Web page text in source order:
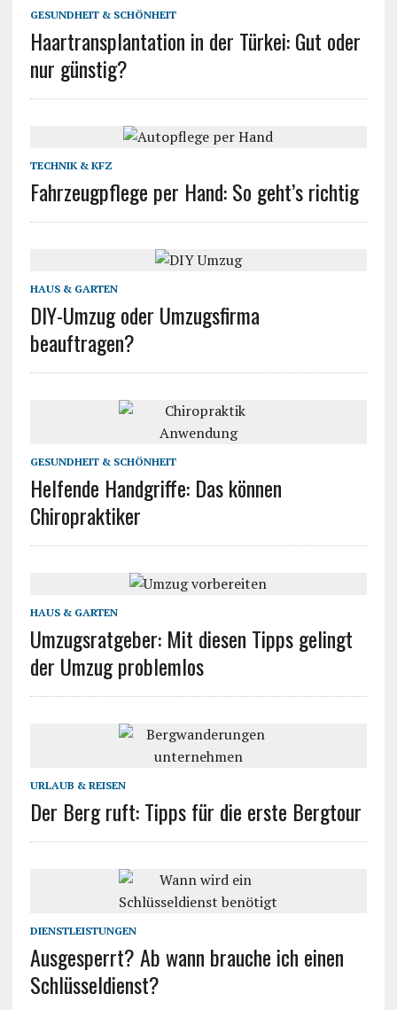
GESUNDHEIT & SCHÖNHEIT
Haartransplantation in der Türkei: Gut oder
nur günstig?
TECHNIK & KFZ
Fahrzeugpflege per Hand: So geht’s richtig
HAUS & GARTEN
DIY-Umzug oder Umzugsfirma
beauftragen?
GESUNDHEIT & SCHÖNHEIT
Helfende Handgriffe: Das können
Chiropraktiker
HAUS & GARTEN
Umzugsratgeber: Mit diesen Tipps gelingt
der Umzug problemlos
URLAUB & REISEN
Der Berg ruft: Tipps für die erste Bergtour
DIENSTLEISTUNGEN
Ausgesperrt? Ab wann brauche ich einen
Schlüsseldienst?